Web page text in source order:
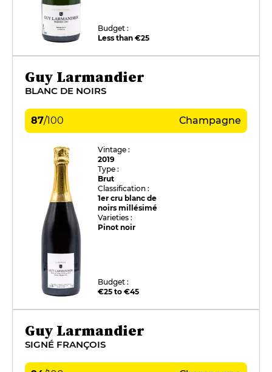
Budget :
Less than €25
Guy Larmandier
BLANC DE NOIRS
87/100 Champagne
Vintage :
2019
Type :
Brut
Classification :
1er cru blanc de
noirs millésimé
Varieties :
Pinot noir
Budget :
€25 to €45
Guy Larmandier
SIGNÉ FRANÇOIS